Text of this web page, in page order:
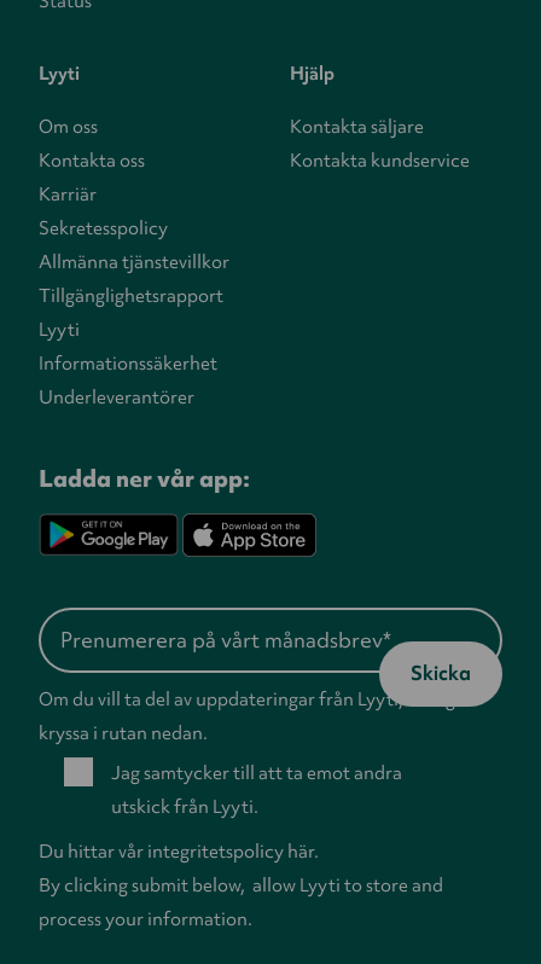
Lyyti
Om oss
Kontakta oss
Karriär
Sekretesspolicy
Allmänna tjänstevillkor
Tillgänglighetsrapport
Lyyti
Informationssäkerhet
Underleverantörer
Hjälp
Kontakta säljare
Kontakta kundservice
Om du vill ta del av uppdateringar från Lyyti, vänligen
kryssa i rutan nedan.
Jag samtycker till att ta emot andra
utskick från Lyyti.
Du hittar vår integritetspolicy här.
By clicking submit below, allow Lyyti to store and
process your information.
Ladda ner vår app: